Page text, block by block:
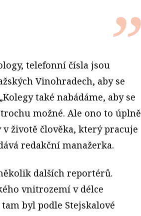
telefonní čísla jsou
Vinohradech, aby se
také nabádáme, aby se
možné. Ale ono to úplně
v životě člověka, který pracuje
redakční manažerka.
dalších reportérů.
vnitrozemí v délce
byl podle Stejskalové